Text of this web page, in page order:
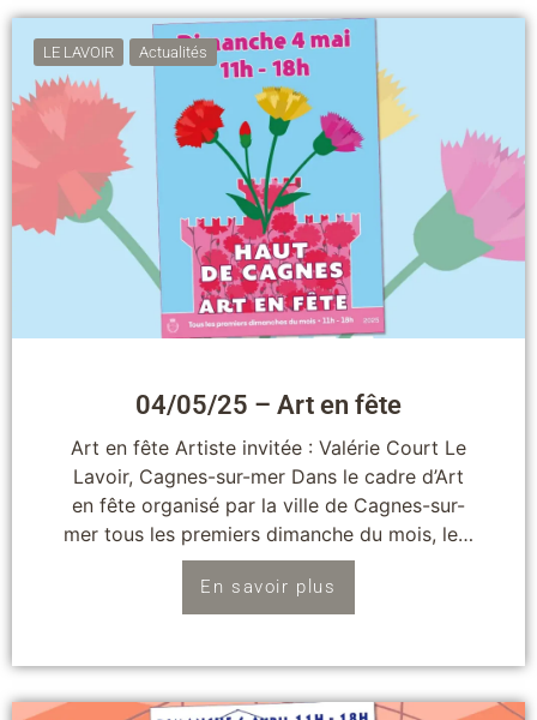
LE LAVOIR Actualités
04/05/25 – Art en fête
Art en fête Artiste invitée : Valérie Court Le
Lavoir, Cagnes-sur-mer Dans le cadre d’Art
en fête organisé par la ville de Cagnes-sur-
mer tous les premiers dimanche du mois, le…
En savoir plus